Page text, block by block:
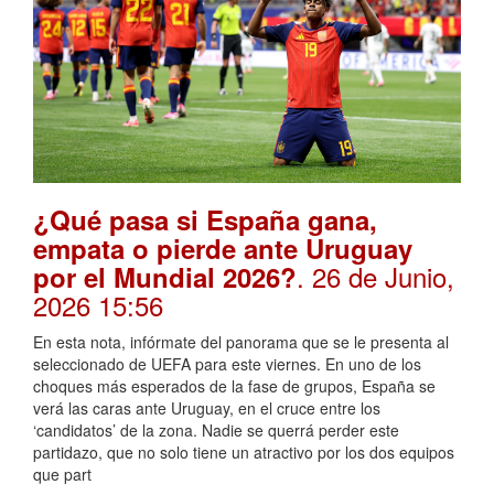
¿Qué pasa si España gana,
empata o pierde ante Uruguay
por el Mundial 2026?. 26 de Junio,
2026 15:56
En esta nota, infórmate del panorama que se le presenta al
seleccionado de UEFA para este viernes. En uno de los
choques más esperados de la fase de grupos, España se
verá las caras ante Uruguay, en el cruce entre los
‘candidatos’ de la zona. Nadie se querrá perder este
partidazo, que no solo tiene un atractivo por los dos equipos
que part